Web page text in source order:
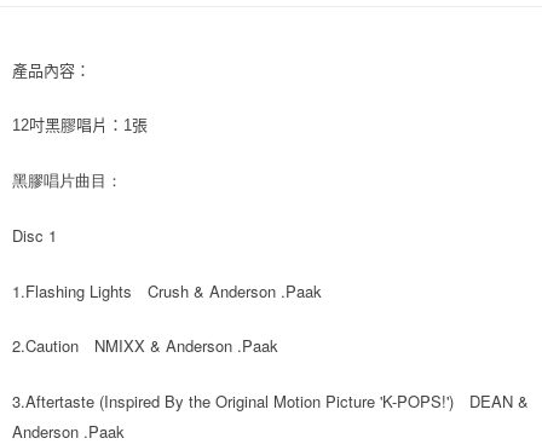
３．安心：先確認商品／服務後，再付款。
【「AFTEE先享後付」結帳流程】
２．訂單成立數日內，您將收到繳費通知簡訊。
ATM／網路銀行／等多元方式進行付款，方視為交易完成。
後付繳納相關費用。
是否繳費成功／繳費後需取消欲退款等相關疑問，請聯繫「AFTEE先享後付
【注意事項】
１．透過由恩沛科技股份有限公司提供之「AFTEE先享後付」服務完成之交
全家取貨付款
每筆NT$60，滿NT$1,599(含以上)免運費
7-11取貨付款
每筆NT$60，滿NT$1,599(含以上)免運費
新竹貨運
每筆NT$90
產品內容：
12吋黑膠唱片：1張
黑膠唱片曲目：
Disc 1
1.Flashing Lights　Crush & Anderson .Paak
2.Caution　NMIXX & Anderson .Paak
3.Aftertaste (Inspired By the Original Motion Picture 'K-POPS!')　DEAN &
Anderson .Paak